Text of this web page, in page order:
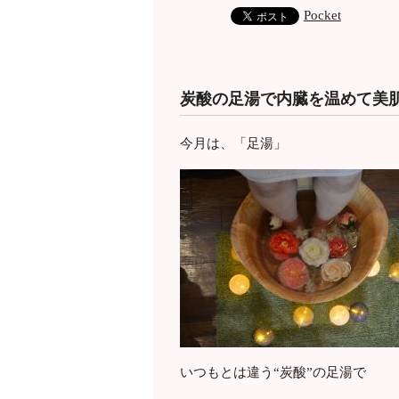
Pocket
炭酸の足湯で内臓を温めて美
今月は、「足湯」
いつもとは違う“炭酸”の足湯で